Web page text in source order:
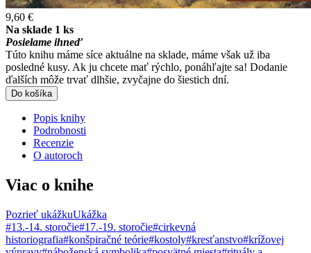
9,60 €
Na sklade 1 ks
Posielame ihneď
Túto knihu máme síce aktuálne na sklade, máme však už iba
posledné kusy. Ak ju chcete mať rýchlo, ponáhľajte sa! Dodanie
ďalších môže trvať dlhšie, zvyčajne do šiestich dní.
Do košíka
Popis knihy
Podrobnosti
Recenzie
O autoroch
Viac o knihe
Pozrieť ukážkuUkážka
#13.-14. storočie#17.-19. storočie#cirkevná
historiografia#konšpiračné teórie#kostoly#kresťanstvo#krížovej